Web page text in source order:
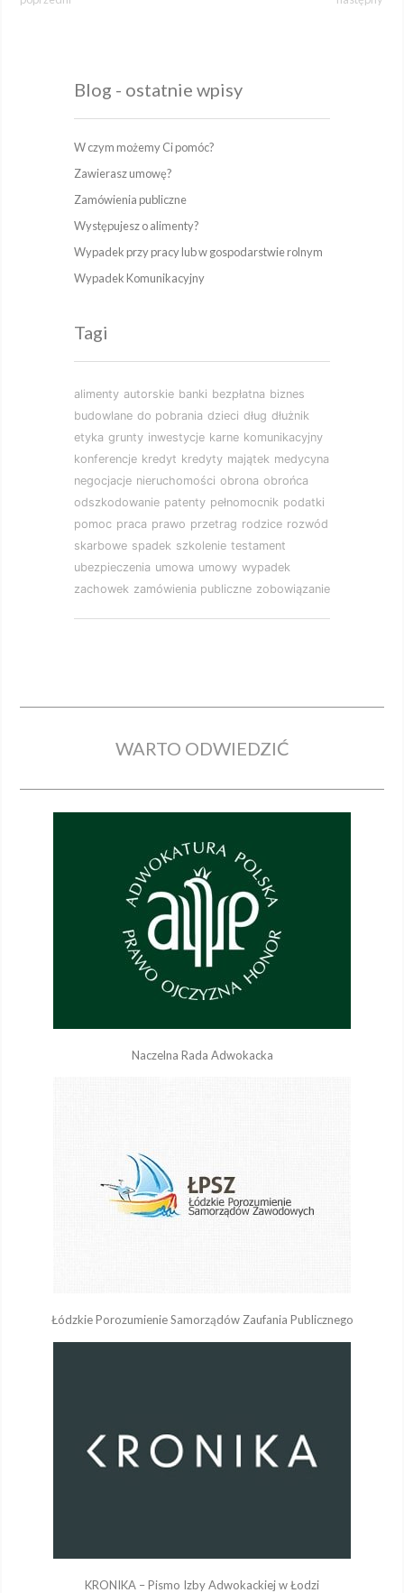
Blog - ostatnie wpisy
W czym możemy Ci pomóc?
Zawierasz umowę?
Zamówienia publiczne
Występujesz o alimenty?
Wypadek przy pracy lub w gospodarstwie rolnym
Wypadek Komunikacyjny
Tagi
alimenty autorskie banki bezpłatna biznes
budowlane do pobrania dzieci dług dłużnik
etyka grunty inwestycje karne komunikacyjny
konferencje kredyt kredyty majątek medycyna
negocjacje nieruchomości obrona obrońca
odszkodowanie patenty pełnomocnik podatki
pomoc praca prawo przetrag rodzice rozwód
skarbowe spadek szkolenie testament
ubezpieczenia umowa umowy wypadek
zachowek zamówienia publiczne zobowiązanie
WARTO ODWIEDZIĆ
Naczelna Rada Adwokacka
Łódzkie Porozumienie Samorządów Zaufania Publicznego
KRONIKA – Pismo Izby Adwokackiej w Łodzi